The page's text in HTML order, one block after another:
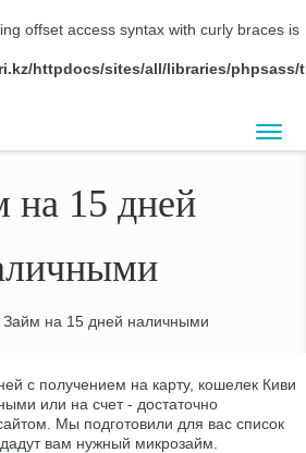
offset access syntax with curly braces is
httpdocs/sites/all/libraries/phpsass/
на 15 дней
Займ на 15 дней наличными
с получением на карту, кошелек Киви
или на счет - достаточно
Мы подготовили для вас список
вам нужный микрозайм.